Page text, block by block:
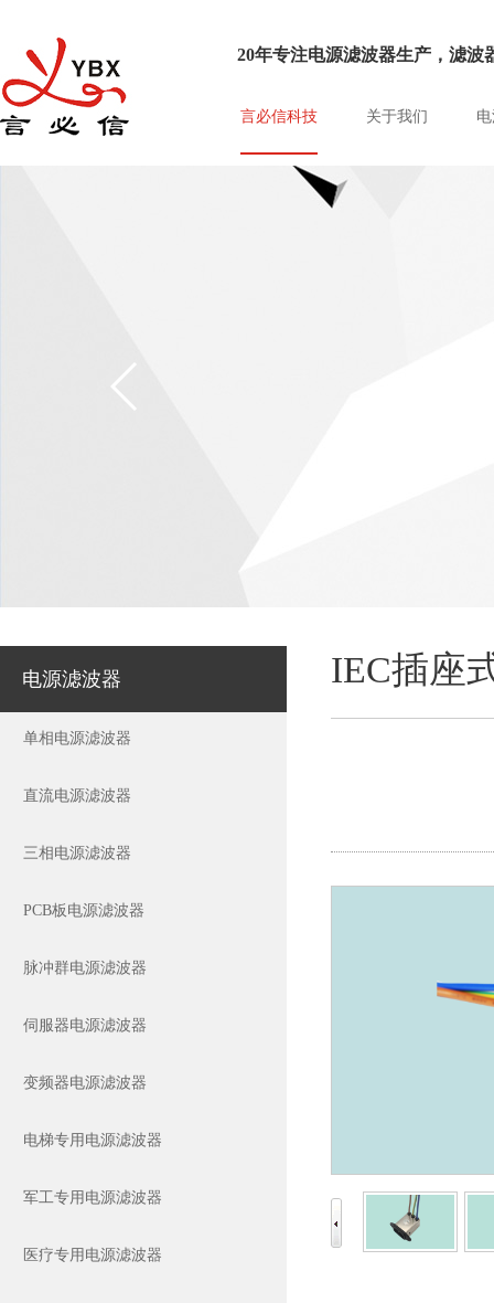
20年专注电源滤波器生产，滤波
言必信科技 关于我们
电源滤波器
单相电源滤波器
直流电源滤波器
三相电源滤波器
PCB板电源滤波器
脉冲群电源滤波器
伺服器电源滤波器
变频器电源滤波器
电梯专用电源滤波器
军工专用电源滤波器
医疗专用电源滤波器
IEC插座